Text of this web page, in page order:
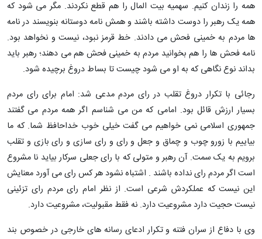
همه را زندان کنیم. سهمیه بیت المال را هم قطع نکردند. مگر می شود که
همه یک رهبر را دوست داشته باشند و همش نامه دوستانه بنویسند در نامه
ها مردم به خمینی فحش می دادند. خط قرمز نبود، نیست و نخواهد بود.
نامه فحش ها را هم بخوانید مردم به خمینی فحش هم می دهند؛ رهبر باید
بداند نوع نگاهی که به او می شود چیست تا بساط دروغ برچیده شود.
رجائی با تکرار دروغ تقلب در رای مردم مدعی شد: امام برای رای مردم
بسیار ارزش قائل بود. امامی که من می شناسم اگر همه مردم می گفتند
جمهوری اسلامی نمی خواهیم می گفت خیلی خوب خداحافظ شما. که ما
بیاییم با زورو چوب و چماق و جعل و رای و رای سازی و رای بازی و تقلب
برویم به یک سمت. آن رهبر و متولی که با رای جعلی سرکار بیاید نا مشروع
است اگر مردم رای نداده باشند . اشتباه نشود هر کس رای می آورد معنایش
این نیست که عملکردش شرعی است. از نظر امام رای مردم رای تزئینی
نیست حجیت دارد مشروعیت دارد. نه فقط مقبولیت، مشروعیت دارد.
وی با دفاع از سران فتنه و تکرار ادعای رسانه های خارجی در خصوص بند